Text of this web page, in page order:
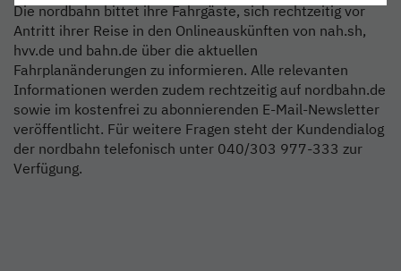
Die nordbahn bittet ihre Fahrgäste, sich rechtzeitig vor
Antritt ihrer Reise in den Onlineauskünften von nah.sh,
hvv.de und bahn.de über die aktuellen
Fahrplanänderungen zu informieren. Alle relevanten
Informationen werden zudem rechtzeitig auf nordbahn.de
sowie im kostenfrei zu abonnierenden E-Mail-Newsletter
veröffentlicht. Für weitere Fragen steht der Kundendialog
der nordbahn telefonisch unter 040/303 977-333 zur
Verfügung.